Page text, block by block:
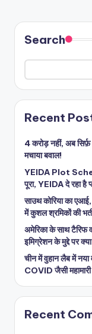
Search
Recent
4 करोड़ नहीं, अब
मचाया बवाल!
YEIDA Plot
पूरा, YEIDA दे रहा है
साउथ कोरिया का
में कुशल श्रमिकों की
अमेरिका के साथ टैरिफ
इमिग्रेशन के मुद्दे पर
चीन में वुहान लैब में नया
COVID जैसी
Recent